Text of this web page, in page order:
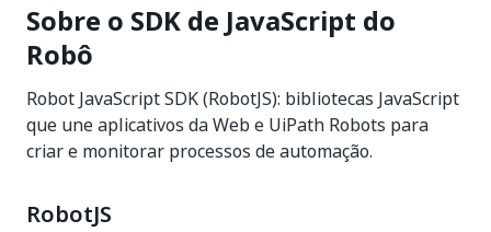
Sobre o SDK de JavaScript do
Robô
Robot JavaScript SDK (RobotJS): bibliotecas JavaScript
que une aplicativos da Web e UiPath Robots para
criar e monitorar processos de automação.
RobotJS